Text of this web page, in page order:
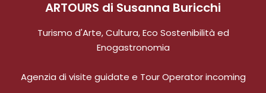
ARTOURS di Susanna Buricchi
Turismo d'Arte, Cultura, Eco Sostenibilità ed
Enogastronomia
Agenzia di visite guidate e Tour Operator incoming